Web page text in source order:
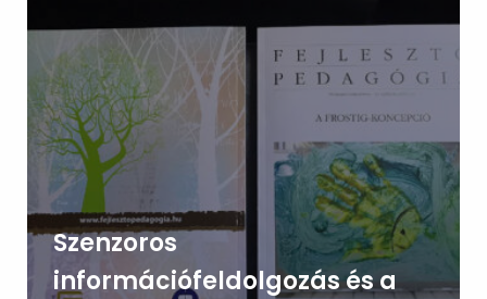
Szenzoros
információfeldolgozás és a